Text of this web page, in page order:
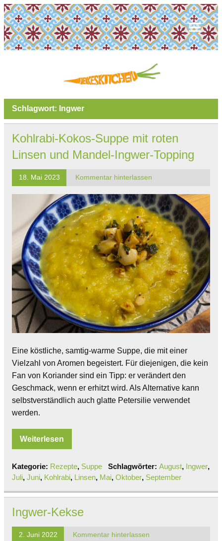
Schlagwort: Ingwer
Kohlrabi-Kokos-Suppe mit roten
Linsen und Mandel-Ingwer-Topping
18. Mai 2023 Kommentar hinterlassen
Eine köstliche, samtig-warme Suppe, die mit einer
Vielzahl von Aromen begeistert. Für diejenigen, die kein
Fan von Koriander sind ein Tipp: er verändert den
Geschmack, wenn er erhitzt wird. Als Alternative kann
selbstverständlich auch glatte Petersilie verwendet
werden.
Weiterlesen
Kategorie: Rezepte, Suppe Schlagwörter: August, Ingwer,
Juli, Juni, Kohlrabi, Linsen, Mai, Oktober, September
Ingwer-Kekse
2. Juni 2022 Kommentar hinterlassen